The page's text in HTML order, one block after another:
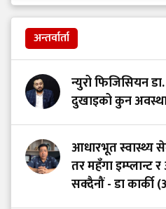
अन्तर्वार्ता
न्युरो फिजिसियन
दुखाइको कुन अवस्था
आधारभूत स्वास्थ्य
तर महँगा इम्प्लान्ट
सक्दैनौं - डा कार्की